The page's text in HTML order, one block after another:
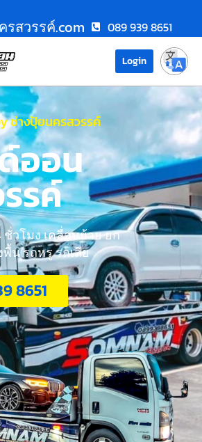
สวรรค์.com 089 939 8651
Login
ช่างปุ้ยนครสวรรค์
ออน
รค์
วโมง เคลื่อนย้าย ยก
น รถหรู รถเสีย
8651